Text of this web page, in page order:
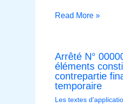
Read More »
Arrêté N°
éléments
contrepartie
temporaire
Les textes